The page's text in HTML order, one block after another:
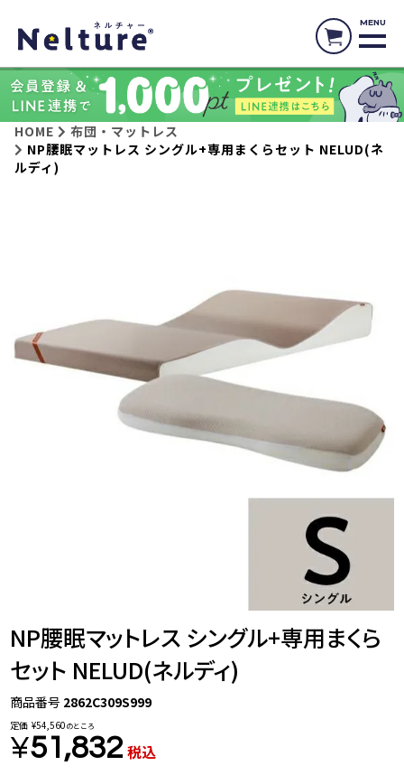
MENU
HOME
布団・マットレス
NP腰眠マットレス シングル+専用まくらセット NELUD(ネ
ルディ)
NP腰眠マットレス シングル+専用まくら
セット NELUD(ネルディ)
商品番号 2862C309S999
定価 ¥54,560のところ
¥51,832 税込